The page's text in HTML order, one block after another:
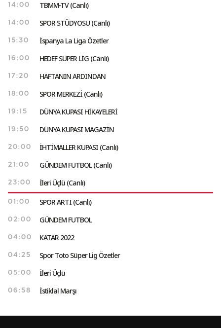
14:00 TBMM-TV (Canlı)
14:00 SPOR STÜDYOSU (Canlı)
15:30 İspanya La Liga Özetler
16:00 HEDEF SÜPER LİG (Canlı)
17:20 HAFTANIN ARDINDAN
18:00 SPOR MERKEZİ (Canlı)
19:15 DÜNYA KUPASI HİKAYELERİ
19:50 DÜNYA KUPASI MAGAZİN
20:00 İHTİMALLER KUPASI (Canlı)
21:00 GÜNDEM FUTBOL (Canlı)
23:00 İleri Üçlü (Canlı)
01:00 SPOR ARTI (Canlı)
02:00 GÜNDEM FUTBOL
04:00 KATAR 2022
04:25 Spor Toto Süper Lig Özetler
05:00 İleri Üçlü
06:58 İstiklal Marşı